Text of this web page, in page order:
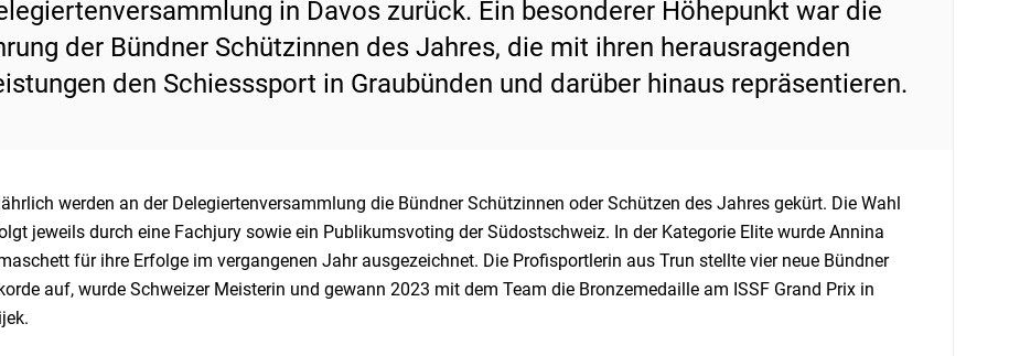
in Davos zurück. Ein besonderer Höhepunkt war die
der Bündner Schützinnen des Jahres, die mit ihren herausragenden
den Schiesssport in Graubünden und darüber hinaus repräsentieren.
werden an der Delegiertenversammlung die Bündner Schützinnen oder Schützen des Jahres gekürt. Die Wahl
jeweils durch eine Fachjury sowie ein Publikumsvoting der Südostschweiz. In der Kategorie Elite wurde Annina
für ihre Erfolge im vergangenen Jahr ausgezeichnet. Die Profisportlerin aus Trun stellte vier neue Bündner
auf, wurde Schweizer Meisterin und gewann 2023 mit dem Team die Bronzemedaille am ISSF Grand Prix in